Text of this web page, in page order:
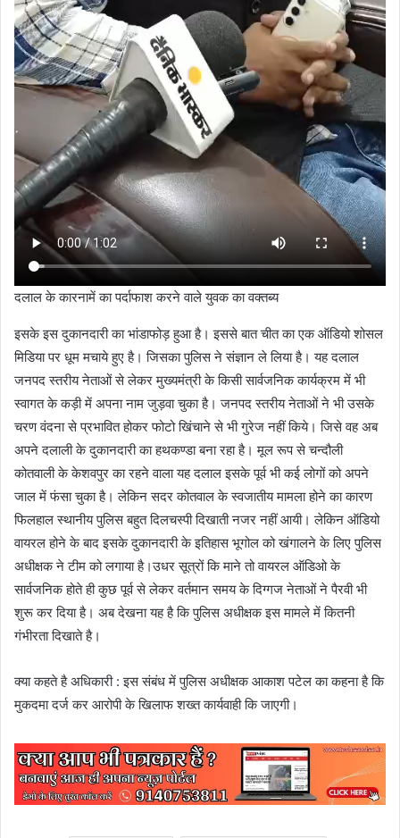
दलाल के कारनामें का पर्दाफाश करने वाले युवक का वक्तब्य
इसके इस दुकानदारी का भांडाफोड़ हुआ है। इससे बात चीत का एक ऑडियो शोसल
मिडिया पर धूम मचाये हुए है। जिसका पुलिस ने संज्ञान ले लिया है। यह दलाल
जनपद स्तरीय नेताओं से लेकर मुख्यमंत्री के किसी सार्वजनिक कार्यक्रम में भी
स्वागत के कड़ी में अपना नाम जुड़वा चुका है। जनपद स्तरीय नेताओं ने भी उसके
चरण वंदना से प्रभावित होकर फोटो खिंचाने से भी गुरेज नहीं किये। जिसे वह अब
अपने दलाली के दुकानदारी का हथकण्डा बना रहा है। मूल रूप से चन्दौली
कोतवाली के केशवपुर का रहने वाला यह दलाल इसके पूर्व भी कई लोगों को अपने
जाल में फंसा चुका है। लेकिन सदर कोतवाल के स्वजातीय मामला होने का कारण
फिलहाल स्थानीय पुलिस बहुत दिलचस्पी दिखाती नजर नहीं आयी। लेकिन ऑडियो
वायरल होने के बाद इसके दुकानदारी के इतिहास भूगोल को खंगालने के लिए पुलिस
अधीक्षक ने टीम को लगाया है।उधर सूत्रों कि माने तो वायरल ऑडिओ के
सार्वजनिक होते ही कुछ पूर्व से लेकर वर्तमान समय के दिग्गज नेताओं ने पैरवी भी
शुरू कर दिया है। अब देखना यह है कि पुलिस अधीक्षक इस मामले में कितनी
गंभीरता दिखाते है।
क्या कहते है अधिकारी : इस संबंध में पुलिस अधीक्षक आकाश पटेल का कहना है कि
मुकदमा दर्ज कर आरोपी के खिलाफ शख्त कार्यवाही कि जाएगी।